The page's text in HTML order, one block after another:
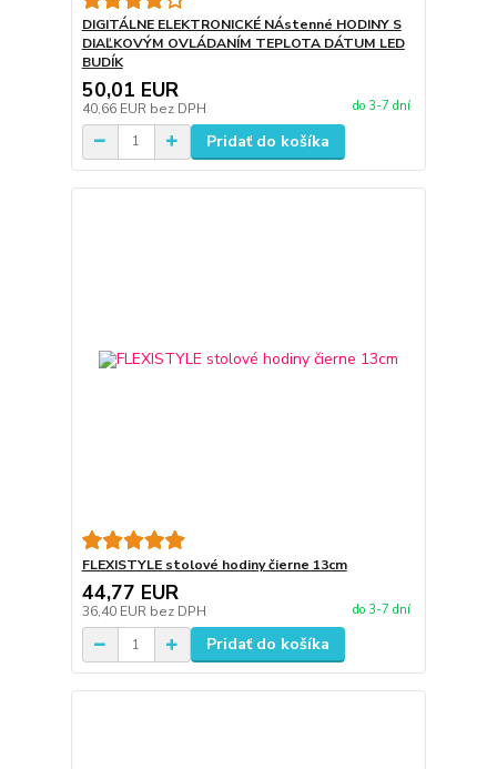
DIGITÁLNE ELEKTRONICKÉ NÁstenné HODINY S
DIAĽKOVÝM OVLÁDANÍM TEPLOTA DÁTUM LED
BUDÍK
50,01 EUR
40,66 EUR bez DPH do 3-7 dní
Pridať do košíka
FLEXISTYLE stolové hodiny čierne 13cm
44,77 EUR
36,40 EUR bez DPH do 3-7 dní
Pridať do košíka